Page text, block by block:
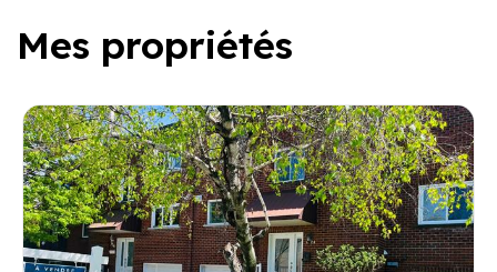
Mes propriétés